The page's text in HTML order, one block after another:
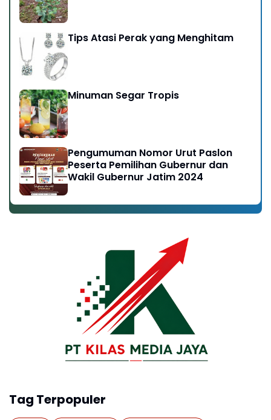
Tips Atasi Perak yang Menghitam
Minuman Segar Tropis
Pengumuman Nomor Urut Paslon
Peserta Pemilihan Gubernur dan
Wakil Gubernur Jatim 2024
Tag Terpopuler